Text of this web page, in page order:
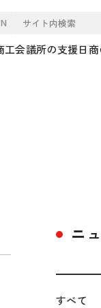
工会議所の支援日
ニ
すべて